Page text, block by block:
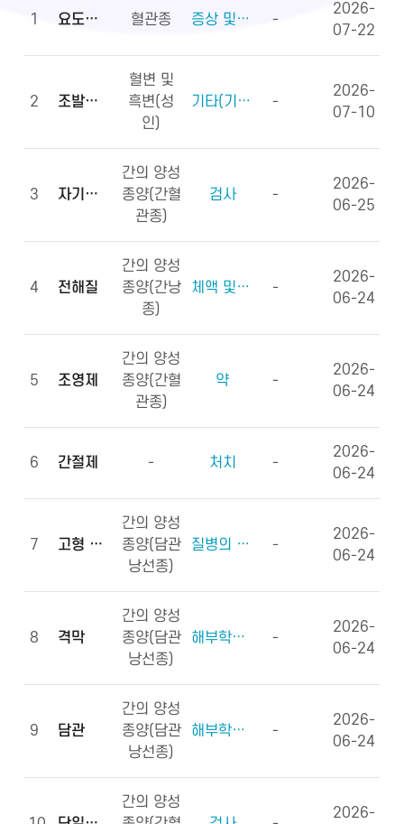
1 요도하열 혈관종 증상 및 징후(증상) -
2026-
07-22
2 조발생률
혈변 및
흑변(성
인)
기타(기타용어) -
2026-
07-10
3 자기공명영상
간의 양성
종양(간혈
관종)
검사 -
2026-
06-25
4 전해질
간의 양성
종양(간낭
종)
체액 및 전해질, 영양소 -
2026-
06-24
5 조영제
간의 양성
종양(간혈
관종)
약 -
2026-
06-24
6 간절제 - 처치 -
2026-
06-24
7 고형 종괴
간의 양성
종양(담관
낭선종)
질병의 형태학 -
2026-
06-24
8 격막
간의 양성
종양(담관
낭선종)
해부학적부위 (신체구조) -
2026-
06-24
9 담관
간의 양성
종양(담관
낭선종)
해부학적부위 (신체구조) -
2026-
06-24
간의 양성
2026-